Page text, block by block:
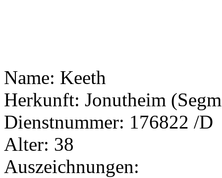
Name: Keeth
Herkunft: Jonutheim
Dienstnummer: 176822 /D
Alter: 38
Auszeichnungen: